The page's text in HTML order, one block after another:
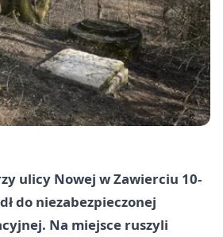
ulicy Nowej w Zawierciu 10-
do niezabezpieczonej
Na miejsce ruszyli